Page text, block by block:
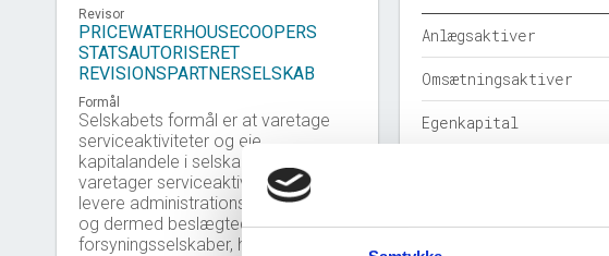
Revisor
PRICEWATERHOUSECOOPERS
STATSAUTORISERET
REVISIONSPARTNERSELSKAB
Formål
Selskabets formål er at varetage
serviceaktiviteter og eje
kapitalandele i selskaber, der
varetager serviceaktiviteter, samt at
levere administrations-, driftsydelser
og dermed beslægtede aktiviteter til
forsyningsselskaber, herunder
Anlægsaktiver
Omsætningsaktiver
Egenkapital